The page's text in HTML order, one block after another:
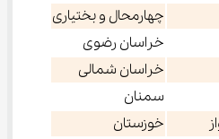
چهارمحال و بختیاری
خراسان رضوی
خراسان شمالی
سمنان
خوزستان